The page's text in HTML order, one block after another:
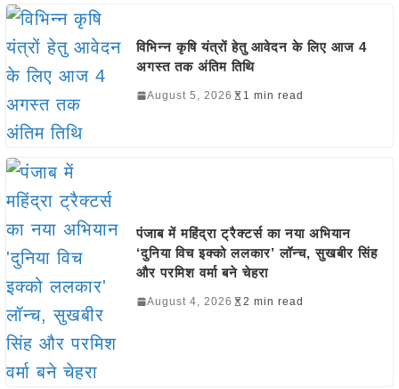
विभिन्न कृषि यंत्रों हेतु आवेदन के लिए आज 4
अगस्त तक अंतिम तिथि
August 5, 2026 1 min read
पंजाब में महिंद्रा ट्रैक्टर्स का नया अभियान
‘दुनिया विच इक्को ललकार’ लॉन्च, सुखबीर सिंह
और परमिश वर्मा बने चेहरा
August 4, 2026 2 min read